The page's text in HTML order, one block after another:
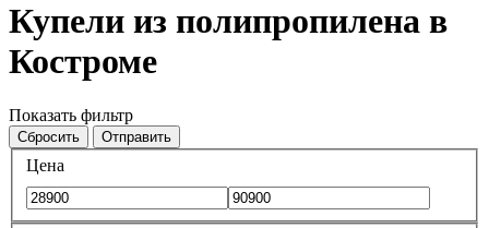
Купели из полипропилена в
Костроме
Показать фильтр
Сбросить Отправить
Цена